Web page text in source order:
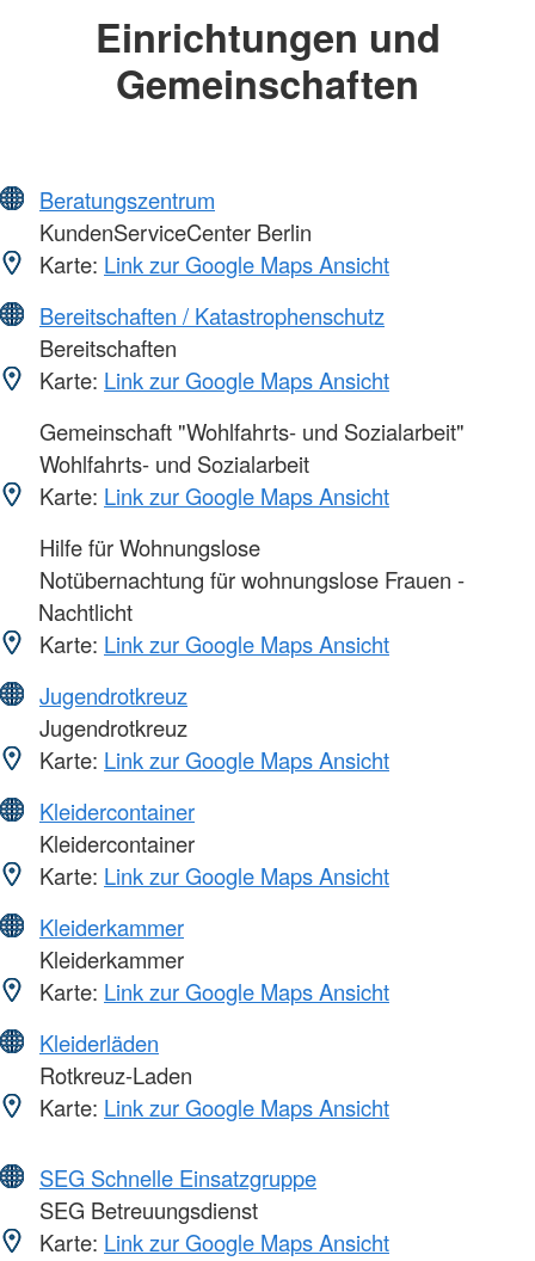
Einrichtungen und
Gemeinschaften
Beratungszentrum
KundenServiceCenter Berlin
Karte: Link zur Google Maps Ansicht
Bereitschaften / Katastrophenschutz
Bereitschaften
Karte: Link zur Google Maps Ansicht
Gemeinschaft "Wohlfahrts- und Sozialarbeit"
Wohlfahrts- und Sozialarbeit
Karte: Link zur Google Maps Ansicht
Hilfe für Wohnungslose
Notübernachtung für wohnungslose Frauen -
Nachtlicht
Karte: Link zur Google Maps Ansicht
Jugendrotkreuz
Jugendrotkreuz
Karte: Link zur Google Maps Ansicht
Kleidercontainer
Kleidercontainer
Karte: Link zur Google Maps Ansicht
Kleiderkammer
Kleiderkammer
Karte: Link zur Google Maps Ansicht
Kleiderläden
Rotkreuz-Laden
Karte: Link zur Google Maps Ansicht
SEG Schnelle Einsatzgruppe
SEG Betreuungsdienst
Karte: Link zur Google Maps Ansicht